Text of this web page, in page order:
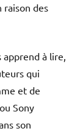
raison des
à lire,
qui
et de
Sony
son